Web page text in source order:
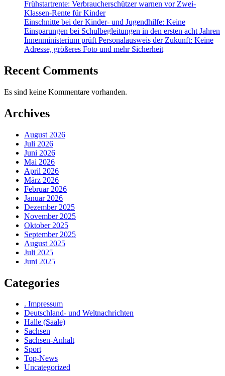
Frühstartrente: Verbraucherschützer warnen vor Zwei-
Klassen-Rente für Kinder
Einschnitte bei der Kinder- und Jugendhilfe: Keine
Einsparungen bei Schulbegleitungen in den ersten acht Jahren
Innenministerium prüft Personalausweis der Zukunft: Keine
Adresse, größeres Foto und mehr Sicherheit
Recent Comments
Es sind keine Kommentare vorhanden.
Archives
August 2026
Juli 2026
Juni 2026
Mai 2026
April 2026
März 2026
Februar 2026
Januar 2026
Dezember 2025
November 2025
Oktober 2025
September 2025
August 2025
Juli 2025
Juni 2025
Categories
. Impressum
Deutschland- und Weltnachrichten
Halle (Saale)
Sachsen
Sachsen-Anhalt
Sport
Top-News
Uncategorized